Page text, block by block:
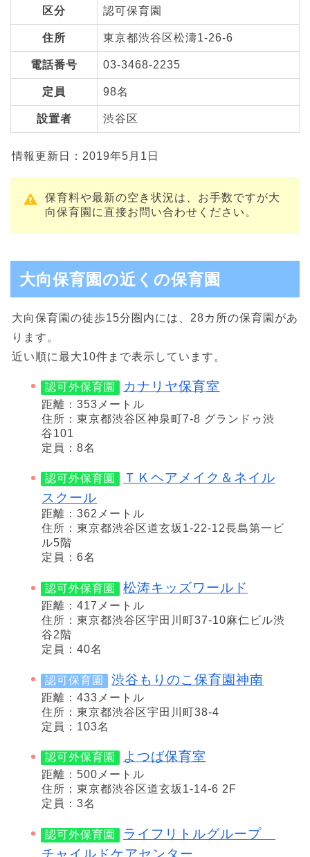
区分 認可保育園
住所 東京都渋谷区松濤1-26-6
電話番号 03-3468-2235
定員 98名
設置者 渋谷区
情報更新日：2019年5月1日
保育料や最新の空き状況は、お手数ですが大
向保育園に直接お問い合わせください。
大向保育園の近くの保育園
大向保育園の徒歩15分圏内には、28カ所の保育園があ
ります。
近い順に最大10件まで表示しています。
認可外保育園 カナリヤ保育室
距離：353メートル
住所：東京都渋谷区神泉町7-8 グランドゥ渋
谷101
定員：8名
認可外保育園
ＴＫヘアメイク＆ネイル
スクール
距離：362メートル
住所：東京都渋谷区道玄坂1-22-12長島第一ビ
ル5階
定員：6名
認可外保育園 松涛キッズワールド
距離：417メートル
住所：東京都渋谷区宇田川町37-10麻仁ビル渋
谷2階
定員：40名
認可保育園 渋谷もりのこ保育園神南
距離：433メートル
住所：東京都渋谷区宇田川町38-4
定員：103名
認可外保育園 よつば保育室
距離：500メートル
住所：東京都渋谷区道玄坂1-14-6 2F
定員：3名
認可外保育園
ライフリトルグループ
チャイルドケアセンター